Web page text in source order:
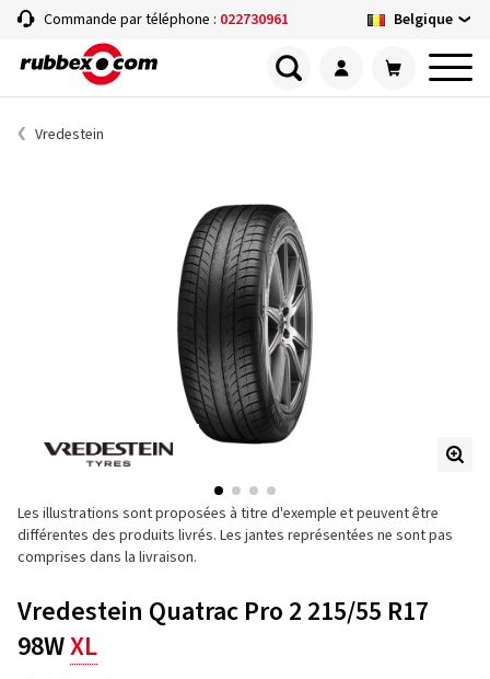
Commande par téléphone : 022730961 Belgique
Vredestein
Les illustrations sont proposées à titre d'exemple et peuvent être
différentes des produits livrés. Les jantes représentées ne sont pas
comprises dans la livraison.
Vredestein Quatrac Pro 2 215/55 R17
98WXL